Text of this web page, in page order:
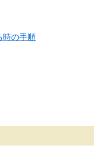
時の手順